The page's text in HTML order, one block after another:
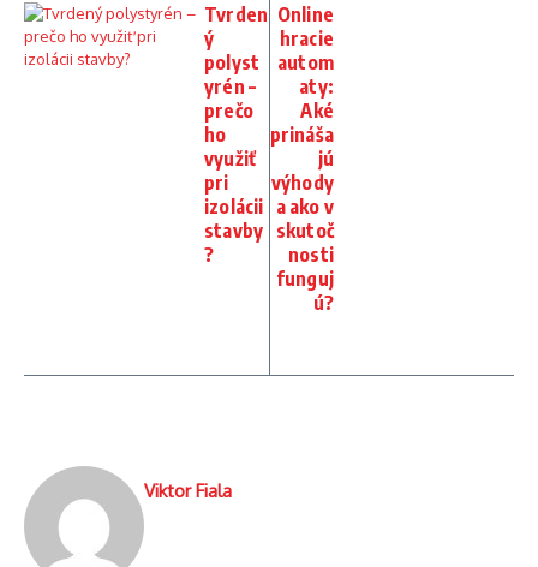
Tvrden
ý
polyst
yrén –
prečo
ho
využiť
pri
izolácii
stavby
?
Online
hracie
autom
aty:
Aké
prináša
jú
výhody
a ako v
skutoč
nosti
funguj
ú?
Viktor Fiala